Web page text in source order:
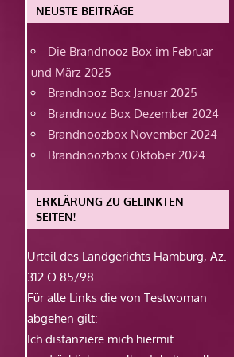
NEUSTE BEITRÄGE
Die Brandnooz Box im Februar
und März 2025
Brandnooz Box Januar 2025
Brandnooz Box Dezember 2024
Brandnoozbox November 2024
Brandnoozbox Oktober 2024
ERKLÄRUNG ZU GELINKTEN
SEITEN!
Urteil des Landgerichts Hamburg, Az.
312 O 85/98
Für alle Links die von Testwoman
abgehen gilt:
Ich distanziere mich hiermit